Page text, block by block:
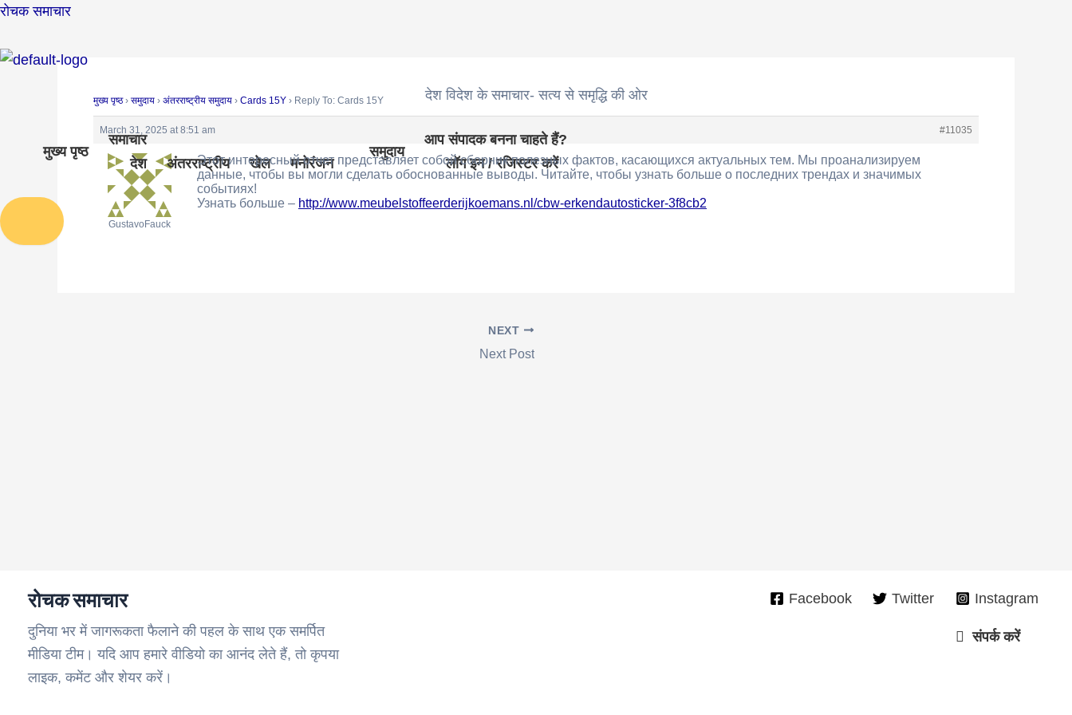
Skip
content
रोचक समाचार
देश विदेश के समाचार- सत्य से समृद्धि की ओर
मुख्य पृष्ठ
समाचार
देश
अंतरराष्ट्रीय खेल मनोरंजन
समुदाय
आप संपादक बनना चाहते हैं?
लॉग इन / रजिस्टर करें
Humberger Toggle Menu
मुख्य पृष्ठ › समुदाय › अंतरराष्ट्रीय समुदाय › Cards 15Y › Reply To: Cards 15Y
March 31, 2025 at 8:51 am #11035
GustavoFauck
Этот интересный отчет представляет собой сборник полезных фактов, касающихся актуальных тем. Мы проанализируем
данные, чтобы вы могли сделать обоснованные выводы. Читайте, чтобы узнать больше о последних трендах и значимых
событиях!
Узнать больше – http://www.meubelstoffeerderijkoemans.nl/cbw-erkendautosticker-3f8cb2
Post
NEXT
Next Post
रोचक समाचार
दुनिया भर में जागरूकता फैलाने की पहल के साथ एक समर्पित
मीडिया टीम। यदि आप हमारे वीडियो का आनंद लेते हैं, तो कृपया
लाइक, कमेंट और शेयर करें।
Facebook Twitter Instagram
संपर्क करें